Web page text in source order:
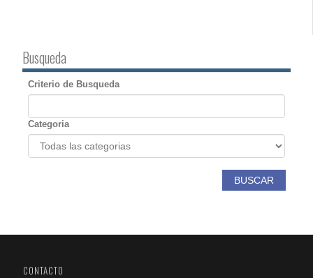
Busqueda
Criterio de Busqueda
Categoria
BUSCAR
CONTACTO